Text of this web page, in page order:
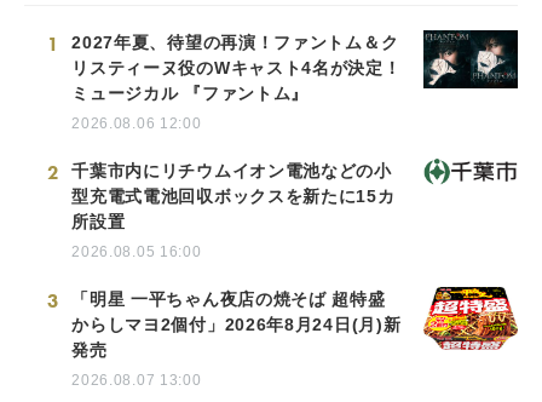
1
2027年夏、待望の再演！ファントム＆ク
リスティーヌ役のWキャスト4名が決定！
ミュージカル 『ファントム』
2026.08.06 12:00
2
千葉市内にリチウムイオン電池などの小
型充電式電池回収ボックスを新たに15カ
所設置
2026.08.05 16:00
3
「明星 一平ちゃん夜店の焼そば 超特盛
からしマヨ2個付」2026年8月24日(月)新
発売
2026.08.07 13:00